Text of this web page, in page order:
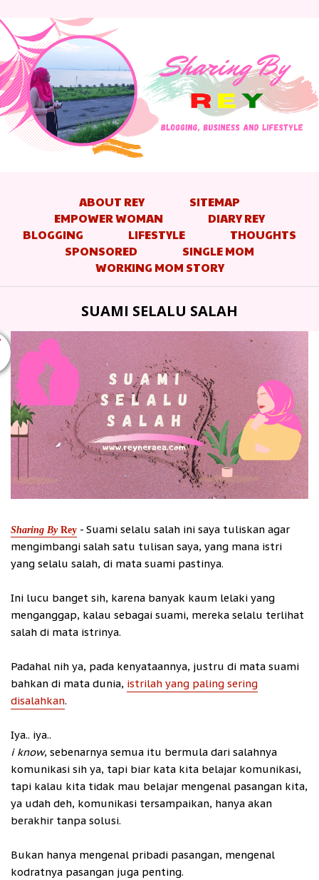
ABOUT REY
SITEMAP
EMPOWER WOMAN
DIARY REY
BLOGGING
LIFESTYLE
THOUGHTS
SPONSORED
SINGLE MOM
WORKING MOM STORY
SUAMI SELALU SALAH
Sharing ByRey - Suami selalu salah ini saya tuliskan agar
mengimbangi salah satu tulisan saya, yang mana istri
yang selalu salah, di mata suami pastinya.
Ini lucu banget sih, karena banyak kaum lelaki yang
menganggap, kalau sebagai suami, mereka selalu terlihat
salah di mata istrinya.
Padahal nih ya, pada kenyataannya, justru di mata suami
bahkan di mata dunia, istrilah yang paling sering
disalahkan.
Iya.. iya..
i know, sebenarnya semua itu bermula dari salahnya
komunikasi sih ya, tapi biar kata kita belajar komunikasi,
tapi kalau kita tidak mau belajar mengenal pasangan kita,
ya udah deh, komunikasi tersampaikan, hanya akan
berakhir tanpa solusi.
Bukan hanya mengenal pribadi pasangan, mengenal
kodratnya pasangan juga penting.